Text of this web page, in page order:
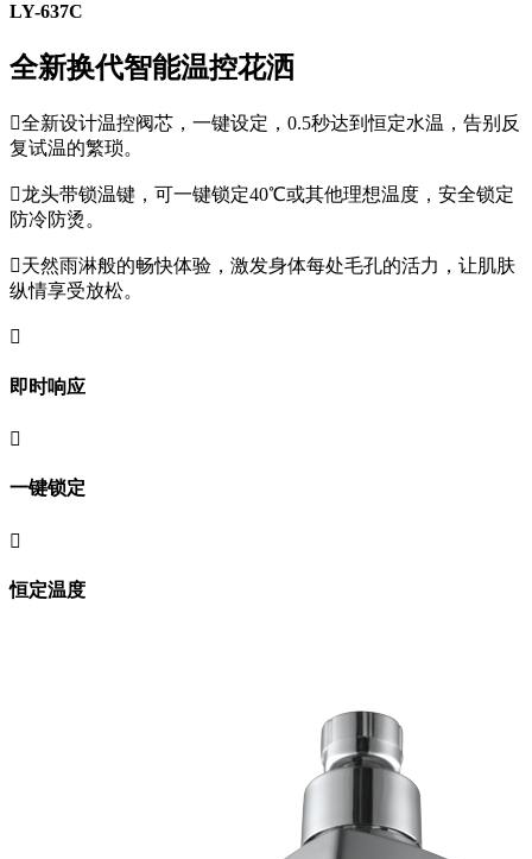
LY-637C
全新换代智能温控花洒
全新设计温控阀芯，一键设定，0.5秒达到恒定水温，告别反
复试温的繁琐。
龙头带锁温键，可一键锁定40℃或其他理想温度，安全锁定
防冷防烫。
天然雨淋般的畅快体验，激发身体每处毛孔的活力，让肌肤
纵情享受放松。

即时响应

一键锁定

恒定温度